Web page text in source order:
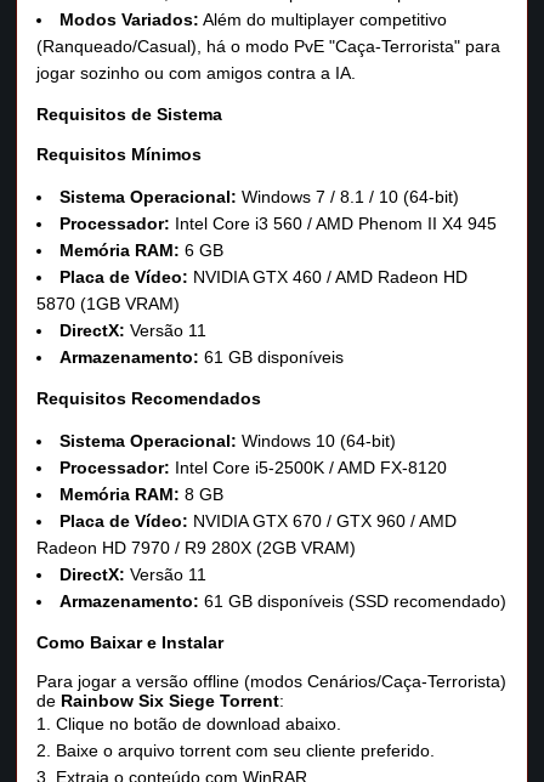
Modos Variados: Além do multiplayer competitivo
(Ranqueado/Casual), há o modo PvE "Caça-Terrorista" para
jogar sozinho ou com amigos contra a IA.
Requisitos de Sistema
Requisitos Mínimos
Sistema Operacional: Windows 7 / 8.1 / 10 (64-bit)
Processador: Intel Core i3 560 / AMD Phenom II X4 945
Memória RAM: 6 GB
Placa de Vídeo: NVIDIA GTX 460 / AMD Radeon HD
5870 (1GB VRAM)
DirectX: Versão 11
Armazenamento: 61 GB disponíveis
Requisitos Recomendados
Sistema Operacional: Windows 10 (64-bit)
Processador: Intel Core i5-2500K / AMD FX-8120
Memória RAM: 8 GB
Placa de Vídeo: NVIDIA GTX 670 / GTX 960 / AMD
Radeon HD 7970 / R9 280X (2GB VRAM)
DirectX: Versão 11
Armazenamento: 61 GB disponíveis (SSD recomendado)
Como Baixar e Instalar
Para jogar a versão offline (modos Cenários/Caça-Terrorista)
de Rainbow Six Siege Torrent:
Clique no botão de download abaixo.
Baixe o arquivo torrent com seu cliente preferido.
Extraia o conteúdo com WinRAR.